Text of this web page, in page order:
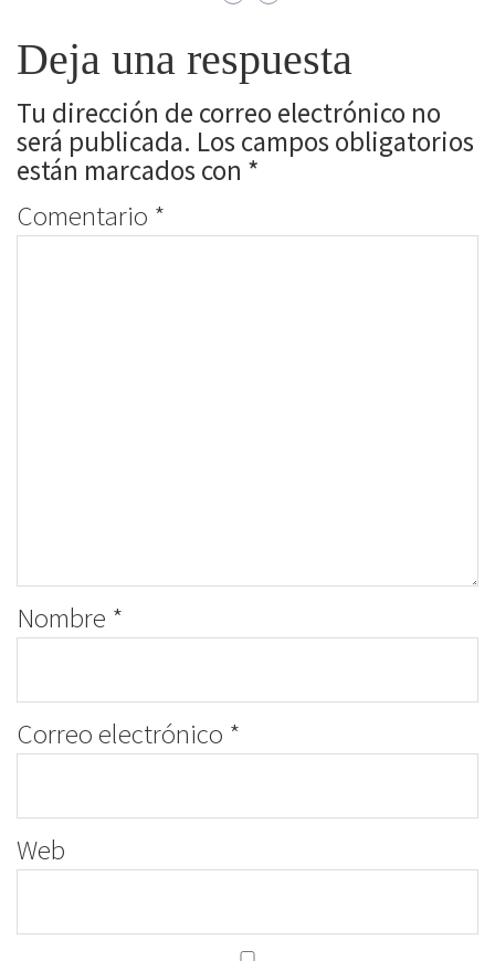
Deja una respuesta
Tu dirección de correo electrónico no
será publicada. Los campos obligatorios
están marcados con *
Comentario *
Nombre *
Correo electrónico *
Web